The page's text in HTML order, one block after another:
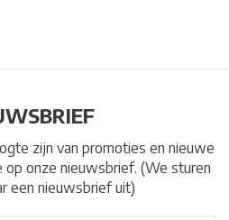
zijn van promoties en nieuwe
op onze nieuwsbrief. (We sturen
een nieuwsbrief uit)